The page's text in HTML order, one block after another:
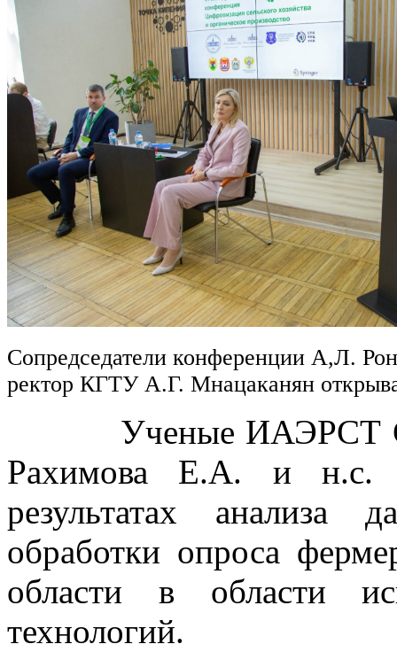
Сопредседатели конференции А,Л.
ректор КГТУ А.Г. Мнацаканян
Ученые ИАЭРСТ
Рахимова Е.А. и н.с.
результатах
обработки опроса
области в области
технологий.